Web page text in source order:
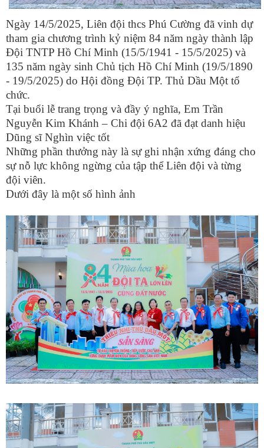
Ngày 14/5/2025, Liên đội thcs Phú Cường đã vinh dự
tham gia chương trình kỷ niệm 84 năm ngày thành lập
Đội TNTP Hồ Chí Minh (15/5/1941 - 15/5/2025) và
135 năm ngày sinh Chủ tịch Hồ Chí Minh (19/5/1890
- 19/5/2025) do Hội đồng Đội TP. Thủ Dầu Một tổ
chức.
Tại buổi lễ trang trọng và đầy ý nghĩa, Em Trần
Nguyễn Kim Khánh – Chi đội 6A2 đã đạt danh hiệu
Dũng sĩ Nghìn việc tốt
Những phần thưởng này là sự ghi nhận xứng đáng cho
sự nỗ lực không ngừng của tập thể Liên đội và từng
đội viên.
Dưới đây là một số hình ảnh